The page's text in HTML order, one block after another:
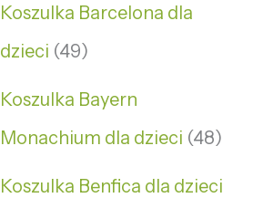
Koszulka Barcelona dla
dzieci 49
Koszulka Bayern
Monachium dla dzieci 48
Koszulka Benfica dla dzieci